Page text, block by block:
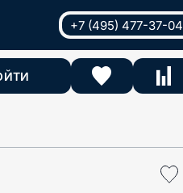
+7 (495) 477-37-04